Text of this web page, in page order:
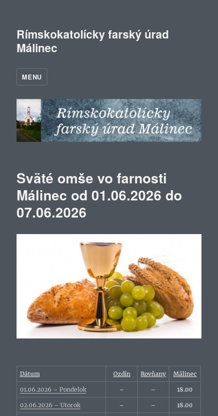
Rímskokatolícky farský úrad
Málinec
MENU
Sväté omše vo farnosti
Málinec od 01.06.2026 do
07.06.2026
Dátum Ozdín Rovňany Málinec
01.06.2026 – Pondelok – – 18.00
02.06.2026 – Utorok – – 18.00